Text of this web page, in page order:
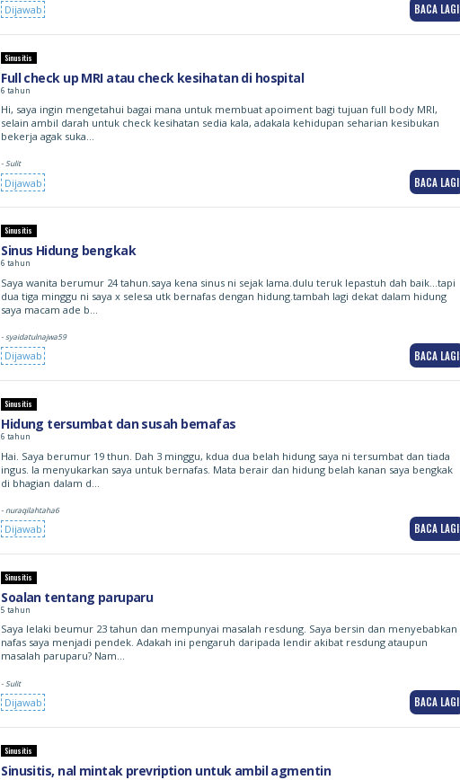
Dijawab BACA LAGI
Sinusitis
Full check up MRI atau check kesihatan di hospital
6 tahun
Hi, saya ingin mengetahui bagai mana untuk membuat apoiment bagi tujuan full body MRI,
selain ambil darah untuk check kesihatan sedia kala, adakala kehidupan seharian kesibukan
bekerja agak suka…
- Sulit
Dijawab BACA LAGI
Sinusitis
Sinus Hidung bengkak
6 tahun
Saya wanita berumur 24 tahun.saya kena sinus ni sejak lama.dulu teruk lepastuh dah baik…tapi
dua tiga minggu ni saya x selesa utk bernafas dengan hidung.tambah lagi dekat dalam hidung
saya macam ade b…
- syaidatulnajwa59
Dijawab BACA LAGI
Sinusitis
Hidung tersumbat dan susah bernafas
6 tahun
Hai. Saya berumur 19 thun. Dah 3 minggu, kdua dua belah hidung saya ni tersumbat dan tiada
ingus. Ia menyukarkan saya untuk bernafas. Mata berair dan hidung belah kanan saya bengkak
di bhagian dalam d…
- nuraqilahtaha6
Dijawab BACA LAGI
Sinusitis
Soalan tentang paruparu
5 tahun
Saya lelaki beumur 23 tahun dan mempunyai masalah resdung. Saya bersin dan menyebabkan
nafas saya menjadi pendek. Adakah ini pengaruh daripada lendir akibat resdung ataupun
masalah paruparu? Nam…
- Sulit
Dijawab BACA LAGI
Sinusitis
Sinusitis, nal mintak prevription untuk ambil agmentin